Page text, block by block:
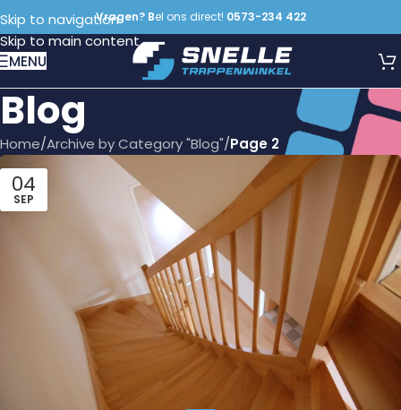
Skip to navigation
Skip to main content
Vragen? Bel ons direct! 0573-234 422
MENU
Blog
Home/Archive by Category "Blog"/Page 2
04
SEP